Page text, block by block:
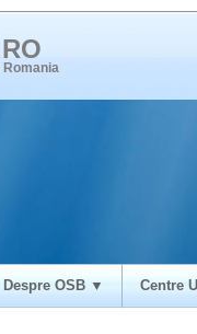
Despre OSB ▼ Centre